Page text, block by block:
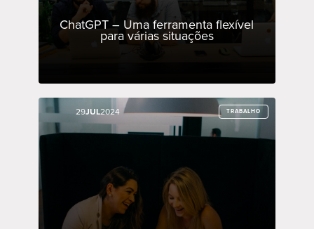
ChatGPT – Uma ferramenta flexível
para várias situações
29JUL2024 TRABALHO
29JUL2024 TRABALHO